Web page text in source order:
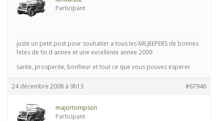
Participant
juste un petit post pour souhaiter a tous les MILJEEPERS de bonnes
fetes de fin d annee et une excellente annee 2009
sante, prosperite, bonheur et tout ce que vous pouvez esperer
24 décembre 2008 à 9h13 #67946
majortompson
Participant